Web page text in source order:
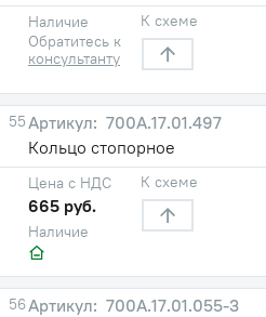
Наличие
Обратитесь к
консультанту
К схеме
55
700А.17.01.497
Кольцо стопорное
Наличие
Цена с НДС
665 руб.
К схеме
56
700А.17.01.055-3